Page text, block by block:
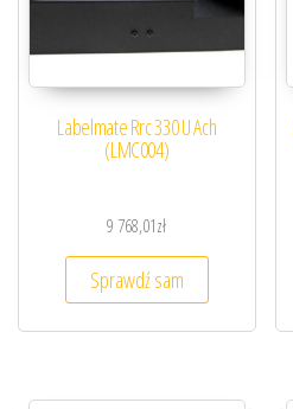
Labelmate Rrc 330 U Ach
(LMC004)
9 768,01zł
Sprawdź sam